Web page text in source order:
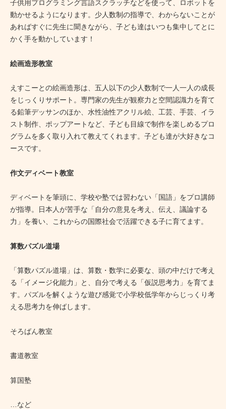
子供用プログラミング言語スクラッチなどを使って、ロボットを
動かせるようになります。少人数制の指導で、わからないことが
あればすぐに先生に聞きながら、子ども達はいつも集中してとに
かく手を動かしています！
絵画造形教室
えすこーとの絵画造形は、五人以下の少人数制で一人一人の成長
をじっくりサポート。専門家の先生が観察力と空間認識力を育て
る鉛筆デッサンのほか、水性油性アクリル絵、工芸、手芸、イラ
スト制作、ポップアートなど、子ども目線で制作を楽しめるプロ
グラムを多く取り入れて教えてくれます。子ども達が大好きなコ
ースです。
作文ディベート教室
ディベートを筆頭に、学校や塾では習わない「国語」をプロ講師
が指導。日本人が苦手な「自分の意見を考え、伝え、議論する
力」を養い、これからの国際社会で活躍できる子に育てます。
算数パズル道場
「算数パズル道場」は、算数・数学に必要な、頭の中だけで考え
る「イメージ化能力」と、自分で考える「仮説思考力」を育てま
す。パズルを解くような遊び感覚で小学校低学年からじっくり考
える思考力を伸ばします。
そろばん教室
書道教室
算国塾
…など